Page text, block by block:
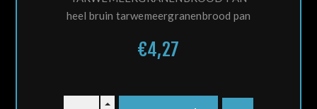
heel bruin tarwemeergranenbrood pan
€4,27